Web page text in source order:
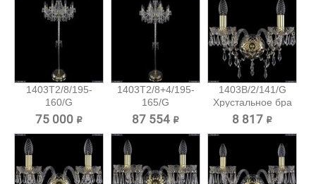
1403T2/8/195-
160/G
Хрустальный
75 000 ₽
1403T2/8+4/195-
165/G
Хрустальный...
87 554 ₽
1403B/2/141/G
Хрустальное бра
Bohemia...
8 817 ₽